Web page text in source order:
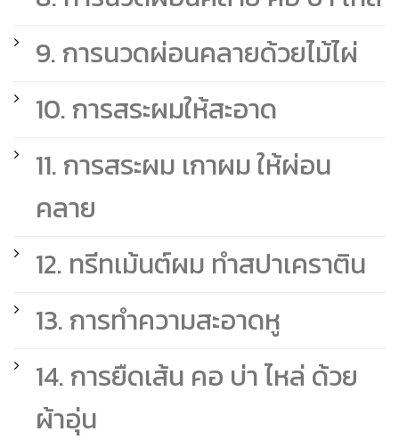
9. การนวดผ่อนคลายด้วยไม้ไผ่
10. การสระผมให้สะอาด
11. การสระผม เกาผม ให้ผ่อน
คลาย
12. ทรีทเม้นต์ผม ทำสปาเคราติน
13. การทำความสะอาดหู
14. การยืดเส้น คอ บ่า ไหล่ ด้วย
ผ้าอุ่น